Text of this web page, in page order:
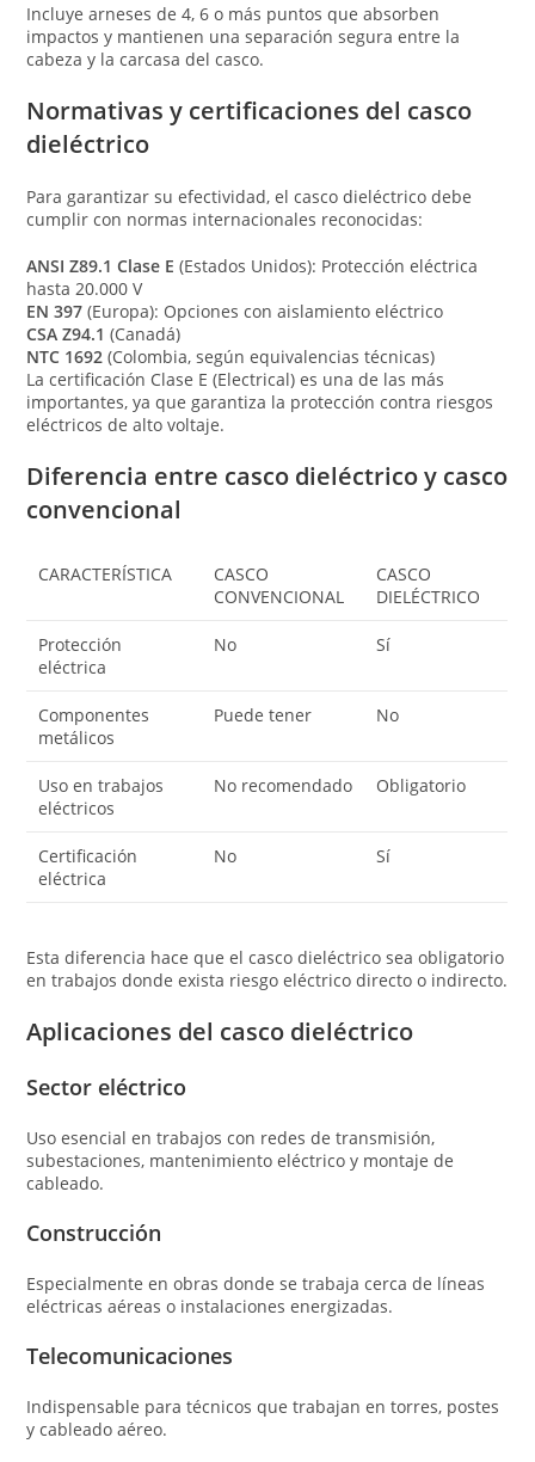
Incluye arneses de 4, 6 o más puntos que absorben
impactos y mantienen una separación segura entre la
cabeza y la carcasa del casco.
Normativas y certificaciones del casco
dieléctrico
Para garantizar su efectividad, el casco dieléctrico debe
cumplir con normas internacionales reconocidas:
ANSI Z89.1 Clase E (Estados Unidos): Protección eléctrica
hasta 20.000 V
EN 397 (Europa): Opciones con aislamiento eléctrico
CSA Z94.1 (Canadá)
NTC 1692 (Colombia, según equivalencias técnicas)
La certificación Clase E (Electrical) es una de las más
importantes, ya que garantiza la protección contra riesgos
eléctricos de alto voltaje.
Diferencia entre casco dieléctrico y casco
convencional
CARACTERÍSTICA
CASCO
CONVENCIONAL
CASCO
DIELÉCTRICO
Protección
eléctrica
No Sí
Componentes
metálicos
Puede tener No
Uso en trabajos
eléctricos
No recomendado Obligatorio
Certificación
eléctrica
No Sí
Esta diferencia hace que el casco dieléctrico sea obligatorio
en trabajos donde exista riesgo eléctrico directo o indirecto.
Aplicaciones del casco dieléctrico
Sector eléctrico
Uso esencial en trabajos con redes de transmisión,
subestaciones, mantenimiento eléctrico y montaje de
cableado.
Construcción
Especialmente en obras donde se trabaja cerca de líneas
eléctricas aéreas o instalaciones energizadas.
Telecomunicaciones
Indispensable para técnicos que trabajan en torres, postes
y cableado aéreo.